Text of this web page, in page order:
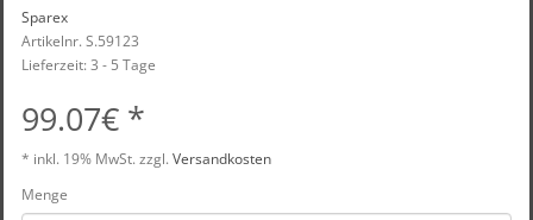
Sparex
Artikelnr. S.59123
Lieferzeit: 3 - 5 Tage
99.07€ *
* inkl. 19% MwSt. zzgl. Versandkosten
Menge